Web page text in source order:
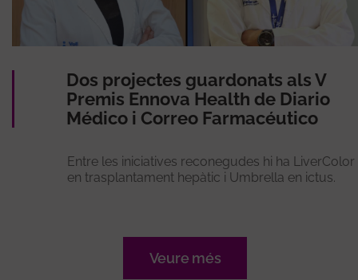
Dos projectes guardonats als V
Premis Ennova Health de Diario
Médico i Correo Farmacéutico
Entre les iniciatives reconegudes hi ha LiverColor
en trasplantament hepàtic i Umbrella en ictus.
Veure més